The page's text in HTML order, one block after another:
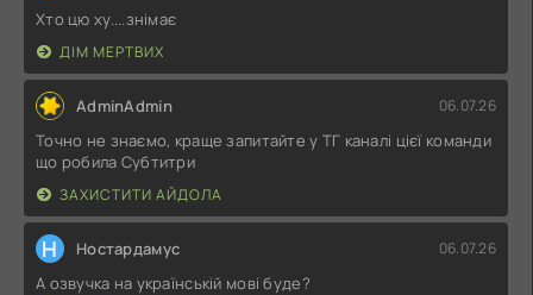
Хто цю ху....знімає
ДІМ МЕРТВИХ
AdminAdmin 06.07.26
Точно не знаємо, краще запитайте у ТГ каналі цієї команди
що робила Субтитри
ЗАХИСТИТИ АЙДОЛА
Н Ностардамус 06.07.26
А озвучка на українській мові буде?